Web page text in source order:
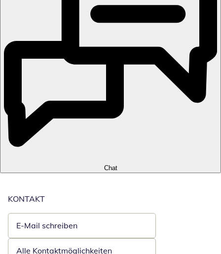
Chat
KONTAKT
E-Mail schreiben
Öffnet E-Mail-Client
Alle Kontaktmöglichkeiten